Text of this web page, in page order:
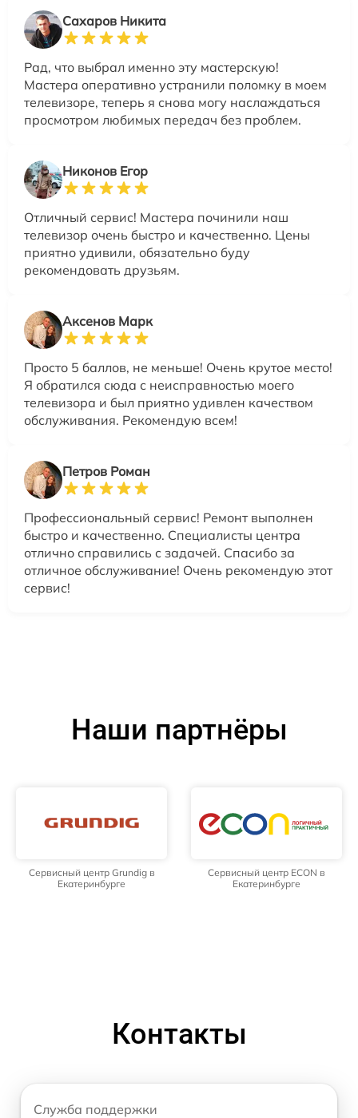
Сахаров Никита
Рад, что выбрал именно эту мастерскую!
Мастера оперативно устранили поломку в моем
телевизоре, теперь я снова могу наслаждаться
просмотром любимых передач без проблем.
Никонов Егор
Отличный сервис! Мастера починили наш
телевизор очень быстро и качественно. Цены
приятно удивили, обязательно буду
рекомендовать друзьям.
Аксенов Марк
Просто 5 баллов, не меньше! Очень крутое место!
Я обратился сюда с неисправностью моего
телевизора и был приятно удивлен качеством
обслуживания. Рекомендую всем!
Петров Роман
Профессиональный сервис! Ремонт выполнен
быстро и качественно. Специалисты центра
отлично справились с задачей. Спасибо за
отличное обслуживание! Очень рекомендую этот
сервис!
Наши партнёры
Сервисный центр Grundig в
Екатеринбурге
Сервисный центр ECON в
Екатеринбурге
Контакты
Служба поддержки